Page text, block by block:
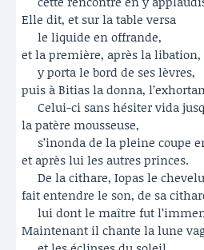
Elle dit, et sur la table versa
le liquide en offrande,
et la première, après la libation,
y porta le bord de ses lèvres,
puis à Bitias la donna,
Celui-ci sans hésiter vida
la patère mousseuse,
s’inonda de la pleine coupe
et après lui les autres princes.
De la cithare, Iopas le chevelu
fait entendre le son, de sa
lui dont le maître fut
Maintenant il chante la lune